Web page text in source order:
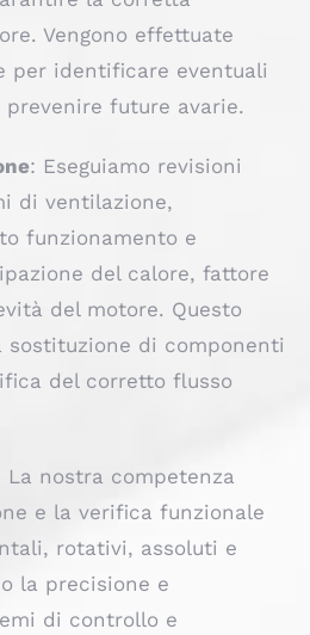
Vengono effettuate
per identificare eventuali
future avarie.
: Eseguiamo revisioni
di ventilazione,
funzionamento e
del calore, fattore
del motore. Questo
sostituzione di componenti
del corretto flusso
La nostra competenza
e la verifica funzionale
rotativi, assoluti e
la precisione e
di controllo e